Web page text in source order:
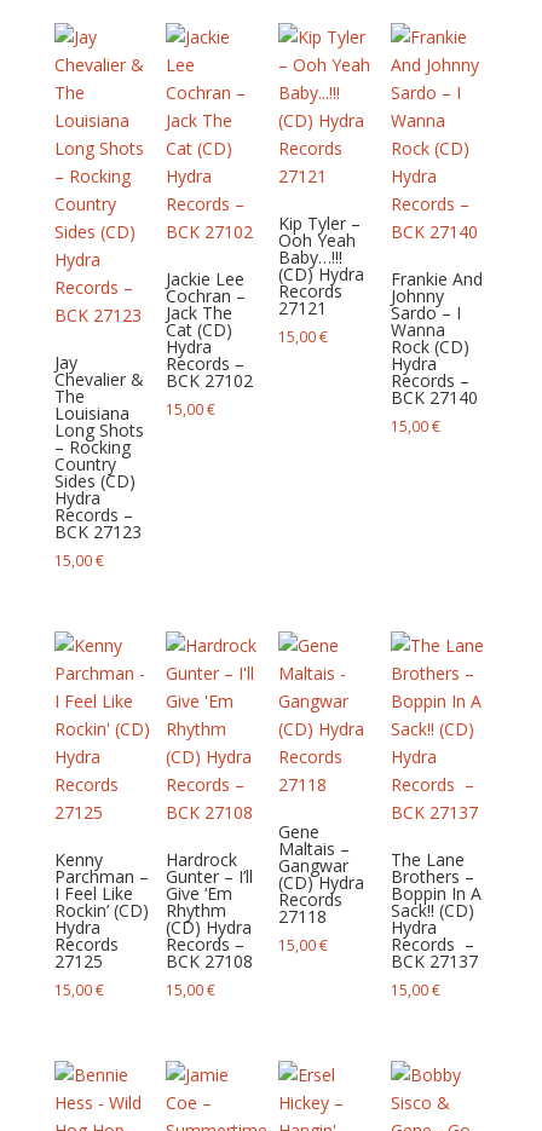
Jay
Chevalier &
The
Louisiana
Long Shots
– Rocking
Country
Sides (CD)
Hydra
Records –
BCK 27123
15,00€
Jackie Lee
Cochran –
Jack The
Cat (CD)
Hydra
Records –
BCK 27102
15,00€
Kip Tyler –
Ooh Yeah
Baby…!!!
(CD) Hydra
Records
27121
15,00€
Frankie And
Johnny
Sardo – I
Wanna
Rock (CD)
Hydra
Records –
BCK 27140
15,00€
Kenny
Parchman –
I Feel Like
Rockin’ (CD)
Hydra
Records
27125
15,00€
Hardrock
Gunter – I’ll
Give ‘Em
Rhythm
(CD) Hydra
Records –
BCK 27108
15,00€
Gene
Maltais –
Gangwar
(CD) Hydra
Records
27118
15,00€
The Lane
Brothers –
Boppin In A
Sack!! (CD)
Hydra
Records –
BCK 27137
15,00€